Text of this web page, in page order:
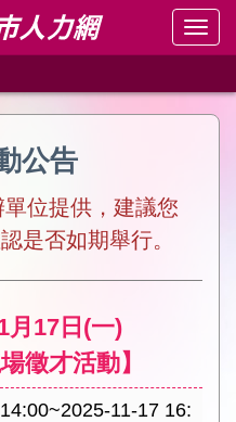
公告
位提供，建議您
是否如期舉行。
月17日(一)
徵才活動】
11-17 16: